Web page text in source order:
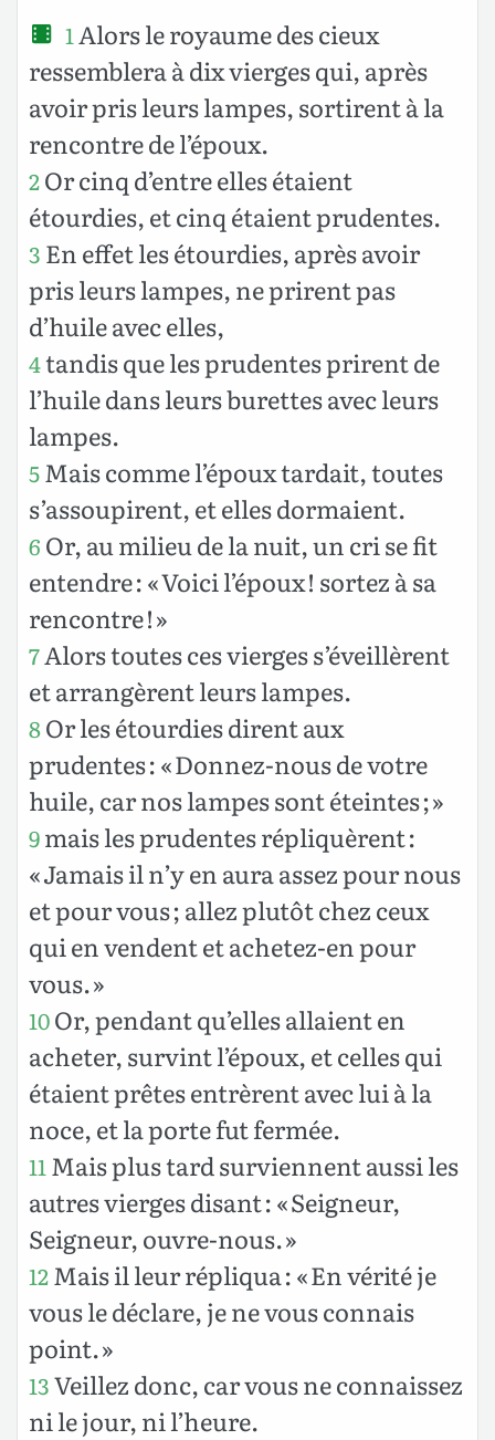
1 Alors le royaume des cieux
ressemblera à dix vierges qui, après
avoir pris leurs lampes, sortirent à la
rencontre de l’époux.
2Or cinq d’entre elles étaient
étourdies, et cinq étaient prudentes.
3 En effet les étourdies, après avoir
pris leurs lampes, ne prirent pas
d’huile avec elles,
4tandis que les prudentes prirent de
l’huile dans leurs burettes avec leurs
lampes.
5Mais comme l’époux tardait, toutes
s’assoupirent, et elles dormaient.
6 Or, au milieu de la nuit, un cri se fit
entendre : « Voici l’époux ! sortez à sa
rencontre ! »
7Alors toutes ces vierges s’éveillèrent
et arrangèrent leurs lampes.
8Or les étourdies dirent aux
prudentes : « Donnez-nous de votre
huile, car nos lampes sont éteintes ; »
9mais les prudentes répliquèrent :
« Jamais il n’y en aura assez pour nous
et pour vous ; allez plutôt chez ceux
qui en vendent et achetez-en pour
vous. »
10Or, pendant qu’elles allaient en
acheter, survint l’époux, et celles qui
étaient prêtes entrèrent avec lui à la
noce, et la porte fut fermée.
11 Mais plus tard surviennent aussi les
autres vierges disant : « Seigneur,
Seigneur, ouvre-nous. »
12Mais il leur répliqua : « En vérité je
vous le déclare, je ne vous connais
point. »
13Veillez donc, car vous ne connaissez
ni le jour, ni l’heure.